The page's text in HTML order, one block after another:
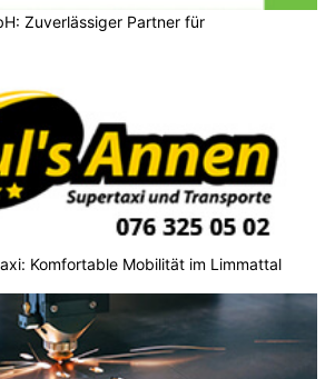
Komfortable Mobilität im Limmattal